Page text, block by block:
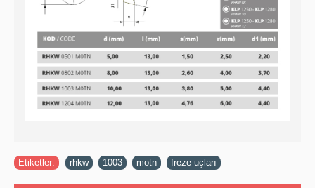
Etiketler: rhkw 1003 motn freze uçları